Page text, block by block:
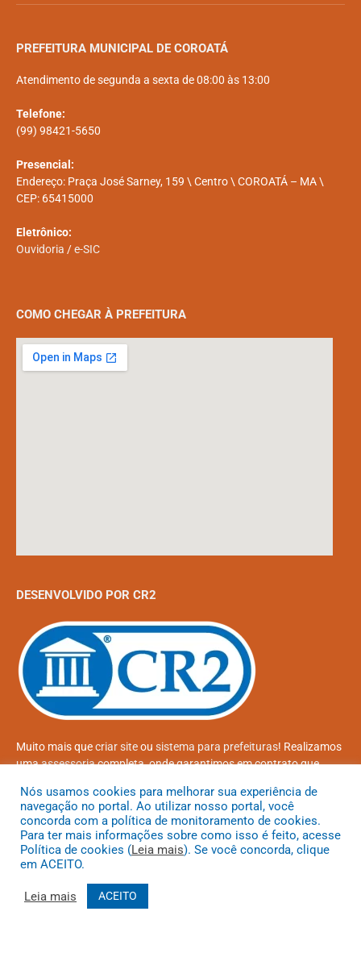
PREFEITURA MUNICIPAL DE COROATÁ
Atendimento de segunda a sexta de 08:00 às 13:00
Telefone:
(99) 98421-5650
Presencial:
Endereço: Praça José Sarney, 159 \ Centro \ COROATÁ – MA \
CEP: 65415000
Eletrônico:
Ouvidoria /e-SIC
COMO CHEGAR À PREFEITURA
DESENVOLVIDO POR CR2
Muito mais quecriar siteou sistema para prefeituras! Realizamos
umaassessoriacompleta, onde garantimos em contrato que
atendidas.
Conheça oPNTPe oRadar da Transparência Pública
Todos os direitos reservados a Prefeitura Municipal de Coroatá
Nós usamos cookies para melhorar sua experiência de
navegação no portal. Ao utilizar nosso portal, você
concorda com a política de monitoramento de cookies.
Para ter mais informações sobre como isso é feito, acesse
Política de cookies (Leia mais). Se você concorda, clique
em ACEITO.
Leia mais ACEITO